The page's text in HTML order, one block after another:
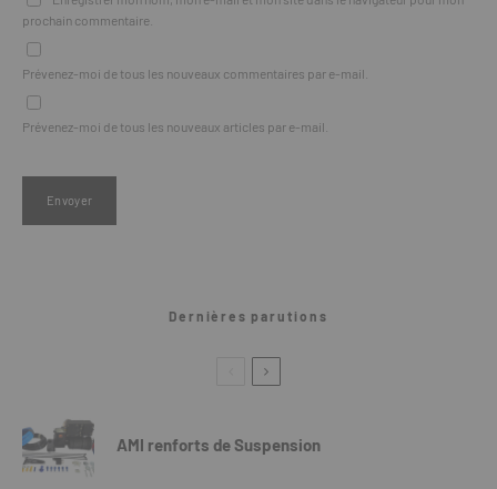
prochain commentaire.
Prévenez-moi de tous les nouveaux commentaires par e-mail.
Prévenez-moi de tous les nouveaux articles par e-mail.
Dernières parutions
AMI renforts de Suspension